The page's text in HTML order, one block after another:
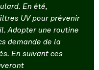
En été,
UV pour prévenir
Adopter une routine
demande de la
En suivant ces